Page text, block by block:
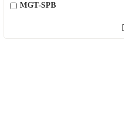
MGT-SPB